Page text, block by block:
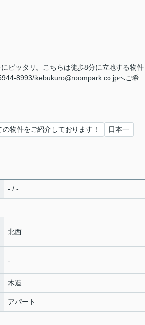
ピッタリ。こちらは徒歩8分に立地する物件
8993/ikebukuro@roompark.co.jpへご希
物件をご紹介しております！
日本一
- / -
北西
-
木造
アパート